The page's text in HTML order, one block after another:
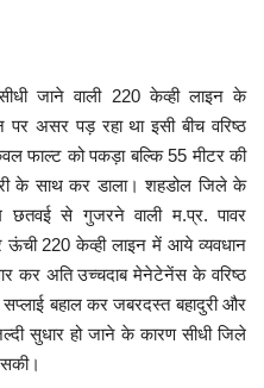
जाने वाली 220 केव्ही लाइन के
असर पड़ रहा था इसी बीच वरिष्ठ
फाल्ट को पकड़ा बल्कि 55 मीटर की
के साथ कर डाला। शहडोल जिले के
से गुजरने वाली म.प्र. पावर
ऊंची 220 केव्ही लाइन में आये व्यवधान
कर अति उच्चदाब मेनेटेनेंस के वरिष्ठ
बहाल कर जबरदस्त बहादुरी और
सुधार हो जाने के कारण सीधी जिले
सकी।